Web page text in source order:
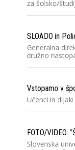
za šolsko/
SLOADO in
Generalna
družno
Vstopamo v
Učenci in
FOTO/VIDEO:
Slovenska